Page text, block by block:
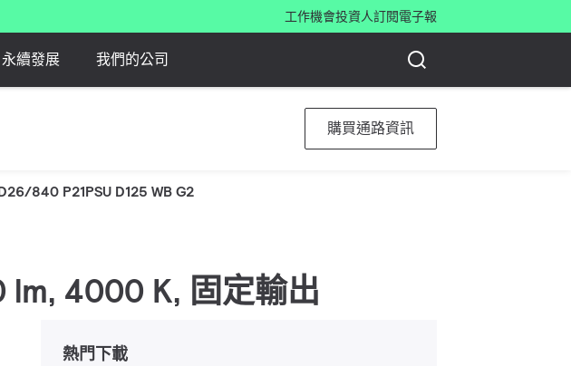
工作機會投資人訂閱電子報
永續發展 我們的公司
購買通路資訊
840 P21PSU D125 WB G2
lm, 4000 K, 固定輸出
熱門下載